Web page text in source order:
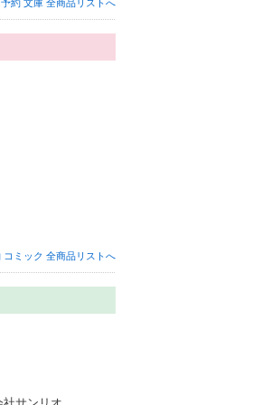
予約 文庫 全商品リストへ
コミック 全商品リストへ